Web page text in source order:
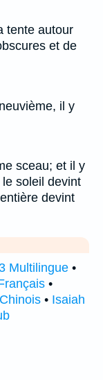
tente autour
et de
il y
sceau; et il y
soleil devint
devint
Multilingue •
•
• Isaiah